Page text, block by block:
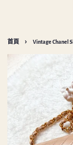
首頁 › Vintage Chanel